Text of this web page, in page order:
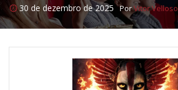
30 de dezembro de 2025 PorVitor Velloso